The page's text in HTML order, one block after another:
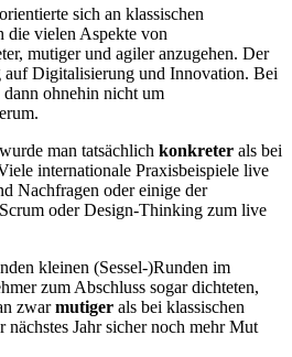
sich an klassischen
die vielen Aspekte von
mutiger und agiler anzugehen. Der
Digitalisierung und Innovation. Bei
ohnehin nicht um
man tatsächlich konkreter als bei
internationale Praxisbeispiele live
Nachfragen oder einige der
oder Design-Thinking zum live
kleinen (Sessel-)Runden im
zum Abschluss sogar dichteten,
zwarmutiger als bei klassischen
Jahr sicher noch mehr Mut